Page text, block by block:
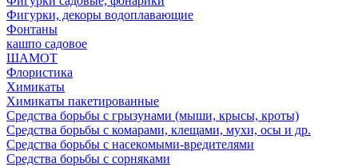
Фигурки, декоры водоплавающие
Фонтаны
кашпо садовое
ШАМОТ
Флористика
Химикаты
Химикаты пакетированные
Средства борьбы с грызунами (мыши, крысы, кроты)
Средства борьбы с комарами, клещами, мухи, осы и др.
Средства борьбы с насекомыми-вредителями
Средства борьбы с сорняками